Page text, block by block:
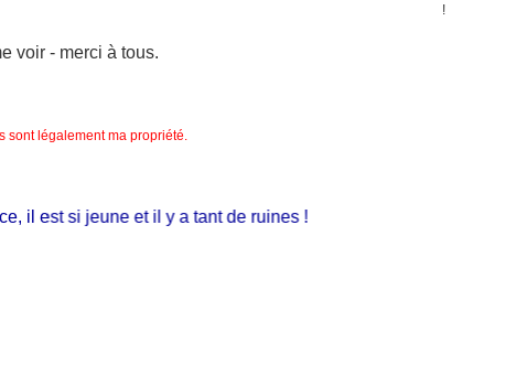
voir - merci à tous.
sont légalement ma propriété.
il est si jeune et il y a tant de ruines !